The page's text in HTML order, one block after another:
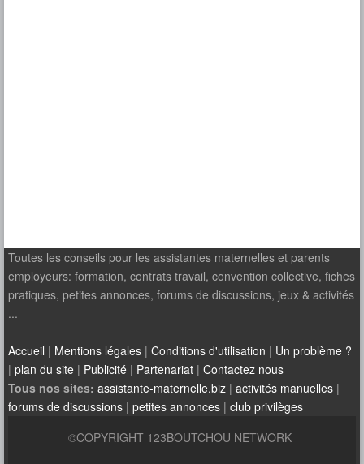
Toutes les conseils pour les assistantes maternelles et parents
employeurs: formation, contrats travail, convention collective, fiches
pratiques, petites annonces, forums de discussions, jeux & activités
...
Accueil | Mentions légales | Conditions d'utilisation | Un problème ?
| plan du site | Publicité | Partenariat | Contactez nous
Tous nos sites: assistante-maternelle.biz | activités manuelles |
forums de discussions | petites annonces | club privilèges
©COPYRIGHT 123BOUTCHOU NETWORK